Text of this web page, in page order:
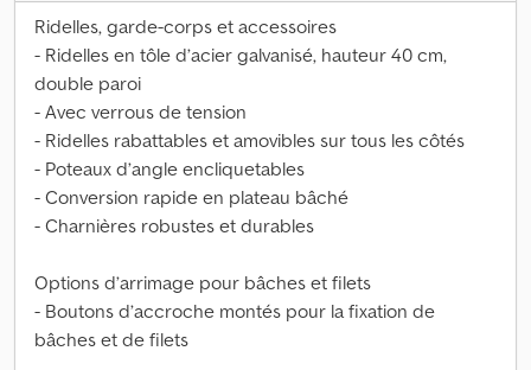
Ridelles, garde-corps et accessoires
- Ridelles en tôle d’acier galvanisé, hauteur 40 cm,
double paroi
- Avec verrous de tension
- Ridelles rabattables et amovibles sur tous les côtés
- Poteaux d’angle encliquetables
- Conversion rapide en plateau bâché
- Charnières robustes et durables
Options d’arrimage pour bâches et filets
- Boutons d’accroche montés pour la fixation de
bâches et de filets